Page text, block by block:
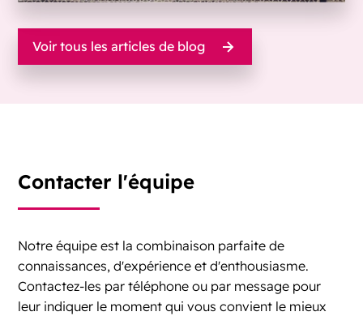
Voir tous les articles de blog
Contacter l'équipe
Notre équipe est la combinaison parfaite de
connaissances, d'expérience et d'enthousiasme.
Contactez-les par téléphone ou par message pour
leur indiquer le moment qui vous convient le mieux